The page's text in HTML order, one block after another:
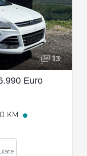
13
Euro
KM